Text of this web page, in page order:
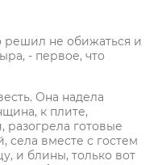
решил не обижаться и
- первое, что
Она надела
к плите,
разогрела готовые
села вместе с гостем
и блины, только вот